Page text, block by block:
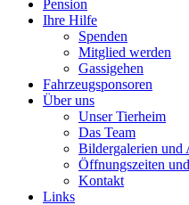
Pension
Ihre Hilfe
Spenden
Mitglied werden
Gassigehen
Fahrzeugsponsoren
Über uns
Unser Tierheim
Das Team
Bildergalerien und
Öffnungszeiten
Kontakt
Links